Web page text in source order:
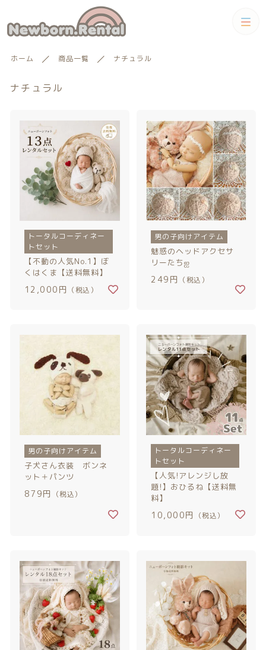
ホーム 商品一覧 ナチュラル
ナチュラル
トータルコーディネー
トセット
【不動の人気No.1】ぼ
くはくま【送料無料】
12,000円 （税込）
男の子向けアイテム
魅惑のヘッドアクセサ
リーたちஐ‬
249円 （税込）
男の子向けアイテム
子犬さん衣装 ボンネ
ット＋パンツ
879円 （税込）
トータルコーディネー
トセット
【人気!アレンジし放
題!】おひるね【送料無
料】
10,000円 （税込）
カテゴリー
トータルコーディネート
セット
男の子向けアイテム
小物単品レンタル 女の子向けアイテム
カテゴリー一覧
ランキング
新着商品
商品一覧
最近チェックした商品
ご利用ガイド/送料
当店について
ブログ
男の子向けアイテム
小物単品レンタル
女の子向けアイテム
ギフトカード
バースデーセット
販売商品
プロの肌補正
全てのアイテム
絞り込み検索
親カテゴリー
子カテゴリー
価格帯
セール